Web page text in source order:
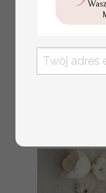
Komunijne
dla Matki i Ojca
Chrzestnego
Rama i kwiaty ,